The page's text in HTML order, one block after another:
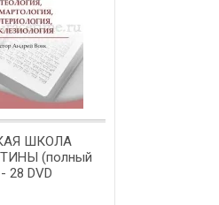
ШКОЛА
(полный
28 DVD